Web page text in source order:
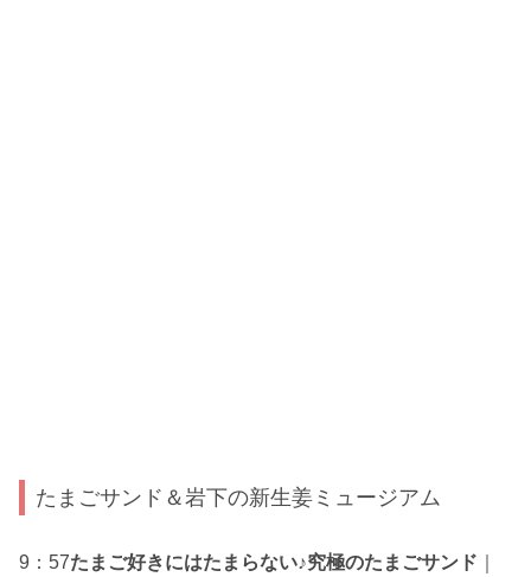
たまごサンド＆岩下の新生姜ミュージアム
9：57たまご好きにはたまらない♪究極のたまごサンド